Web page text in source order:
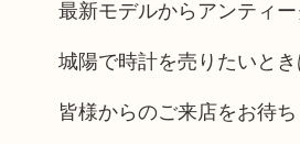
最新モデルからアンティ
城陽で時計を売りたいと
皆様からのご来店をお待ち